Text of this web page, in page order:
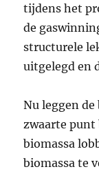
tijdens het
de
structurele
uitgelegd en
Nu leggen
zwaarte
biomassa
biomassa te